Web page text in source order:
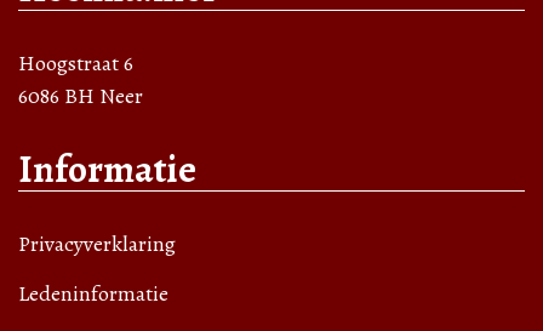
Hoogstraat 6
6086 BH Neer
Informatie
Privacyverklaring
Ledeninformatie